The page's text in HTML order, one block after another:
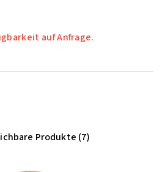
auf Anfrage.
Produkte (7)